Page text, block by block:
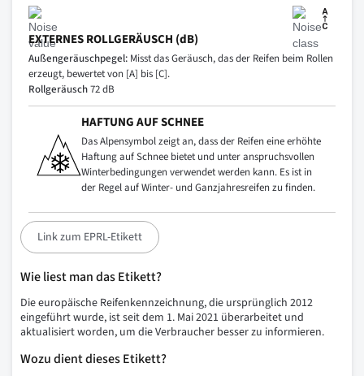
EXTERNES ROLLGERÄUSCH (dB)
Außengeräuschpegel: Misst das Geräusch, das der Reifen beim Rollen
erzeugt, bewertet von [A] bis [C].
Rollgeräusch72 dB
HAFTUNG AUF SCHNEE
Das Alpensymbol zeigt an, dass der Reifen eine erhöhte
Haftung auf Schnee bietet und unter anspruchsvollen
Winterbedingungen verwendet werden kann. Es ist in
der Regel auf Winter- und Ganzjahresreifen zu finden.
Link zum EPRL-Etikett
Wie liest man das Etikett?
Die europäische Reifenkennzeichnung, die ursprünglich 2012
eingeführt wurde, ist seit dem 1. Mai 2021 überarbeitet und
aktualisiert worden, um die Verbraucher besser zu informieren.
Wozu dient dieses Etikett?